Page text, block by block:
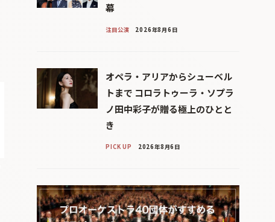
幕
注目公演 2026年8月6日
オペラ・アリアからシューベル
トまで コロラトゥーラ・ソプラ
ノ田中彩子が贈る極上のひとと
き
PICK UP 2026年8月6日